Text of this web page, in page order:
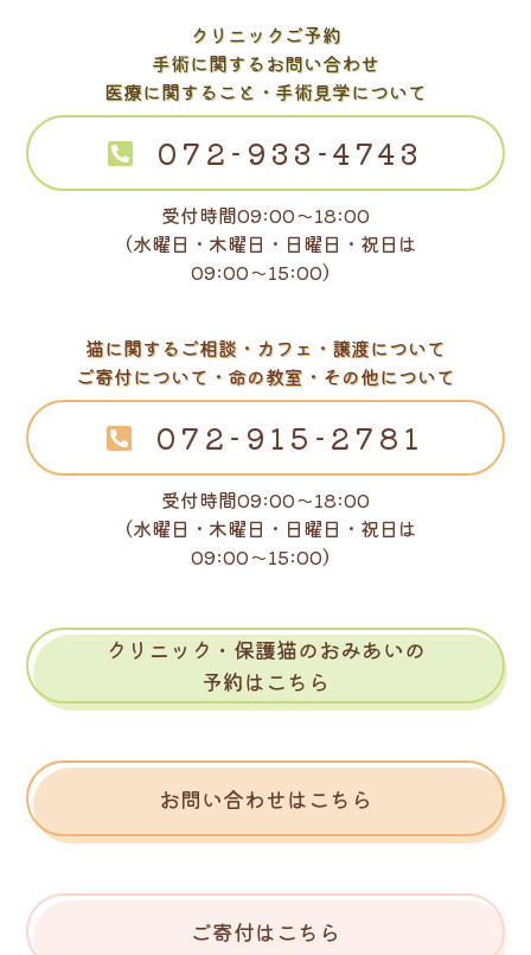
クリニックご予約
手術に関するお問い合わせ
医療に関すること・手術見学について
072-933-4743
受付時間09:00～18:00
（水曜日・木曜日・日曜日・祝日は
09:00～15:00）
猫に関するご相談・カフェ・譲渡について
ご寄付について・命の教室・その他について
072-915-2781
受付時間09:00～18:00
（水曜日・木曜日・日曜日・祝日は
09:00～15:00）
クリニック・保護猫のおみあいの
予約はこちら
お問い合わせはこちら
ご寄付はこちら